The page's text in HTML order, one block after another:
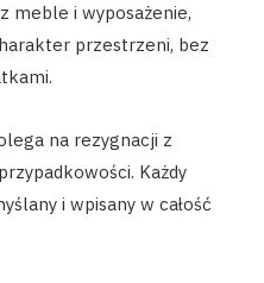
meble i wyposażenie,
przestrzeni, bez
na rezygnacji z
Każdy
i wpisany w całość